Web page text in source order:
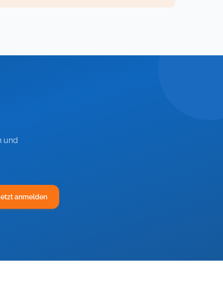
und
anmelden